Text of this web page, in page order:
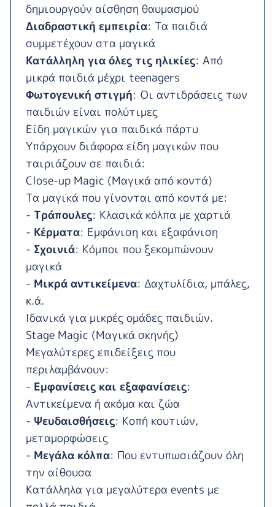
δημιουργούν αίσθηση θαυμασμού
Διαδραστική εμπειρία: Τα παιδιά
συμμετέχουν στα μαγικά
Κατάλληλη για όλες τις ηλικίες: Από
μικρά παιδιά μέχρι teenagers
Φωτογενική στιγμή: Οι αντιδράσεις των
παιδιών είναι πολύτιμες
Είδη μαγικών για παιδικά πάρτυ
Υπάρχουν διάφορα είδη μαγικών που
ταιριάζουν σε παιδιά:
Close-up Magic (Μαγικά από κοντά)
Τα μαγικά που γίνονται από κοντά με:
- Τράπουλες: Κλασικά κόλπα με χαρτιά
- Κέρματα: Εμφάνιση και εξαφάνιση
- Σχοινιά: Κόμποι που ξεκομπώνουν
μαγικά
- Μικρά αντικείμενα: Δαχτυλίδια, μπάλες,
κ.ά.
Ιδανικά για μικρές ομάδες παιδιών.
Stage Magic (Μαγικά σκηνής)
Μεγαλύτερες επιδείξεις που
περιλαμβάνουν:
- Εμφανίσεις και εξαφανίσεις:
Αντικείμενα ή ακόμα και ζώα
- Ψευδαισθήσεις: Κοπή κουτιών,
μεταμορφώσεις
- Μεγάλα κόλπα: Που εντυπωσιάζουν όλη
την αίθουσα
Κατάλληλα για μεγαλύτερα events με